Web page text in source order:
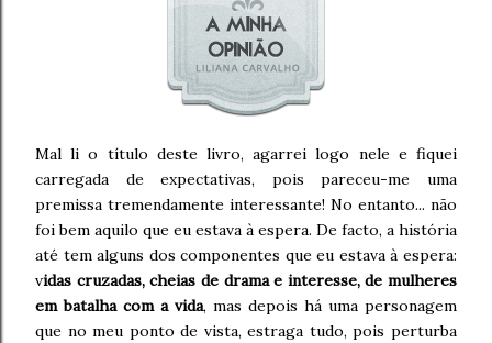
Mal li o título deste livro, agarrei logo nele e fiquei
carregada de expectativas, pois pareceu-me uma
premissa tremendamente interessante! No entanto... não
foi bem aquilo que eu estava à espera. De facto, a história
até tem alguns dos componentes que eu estava à espera:
vidas cruzadas, cheias de drama e interesse, de mulheres
em batalha com a vida, mas depois há uma personagem
que no meu ponto de vista, estraga tudo, pois perturba